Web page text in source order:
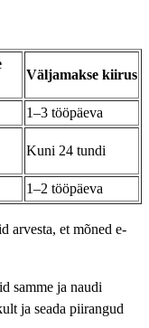
Väljamakse kiirus
1–3 tööpäeva
Kuni 24 tundi
1–2 tööpäeva
arvesta, et mõned e-
samme ja naudi
ja seada piirangud